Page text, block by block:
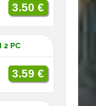
3.50 €
PC
3.59 €